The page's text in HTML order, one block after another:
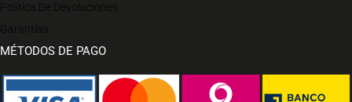
Política De Devoluciones
Garantías
MÉTODOS DE PAGO